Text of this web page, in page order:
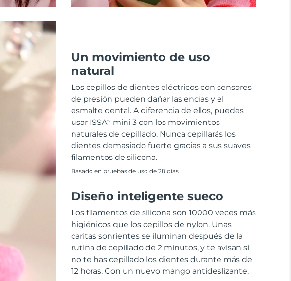
Un movimiento de uso
natural
Los cepillos de dientes eléctricos con sensores
de presión pueden dañar las encías y el
esmalte dental. A diferencia de ellos, puedes
usar ISSATM
mini 3 con los movimientos
naturales de cepillado. Nunca cepillarás los
dientes demasiado fuerte gracias a sus suaves
filamentos de silicona.
Basado en pruebas de uso de 28 días
Diseño inteligente sueco
Los filamentos de silicona son 10000 veces más
higiénicos que los cepillos de nylon. Unas
caritas sonrientes se iluminan después de la
rutina de cepillado de 2 minutos, y te avisan si
no te has cepillado los dientes durante más de
12 horas. Con un nuevo mango antideslizante.